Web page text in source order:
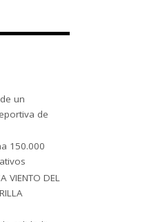
un
de
150.000
VIENTO DEL